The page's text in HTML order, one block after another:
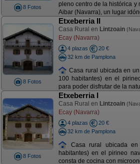
8 Fotos
pleno centro de la histórica y
Aibar (Navarra), un lugar
8 Fotos
Etxeberria II
Casa Rural en Lintzoain
Ecay (Navarra)
4 plazas
20 €
32 km de Pamplona
Casa rural ubicada en
100 habitantes) en el
para poder disfrutar de la
8 Fotos
Etxeberria I
Casa Rural en Lintzoain
Ecay (Navarra)
4 plazas
20 €
32 km de Pamplona
Casa rural ubicada
habitantes) en el pirineo
consta de cocina con